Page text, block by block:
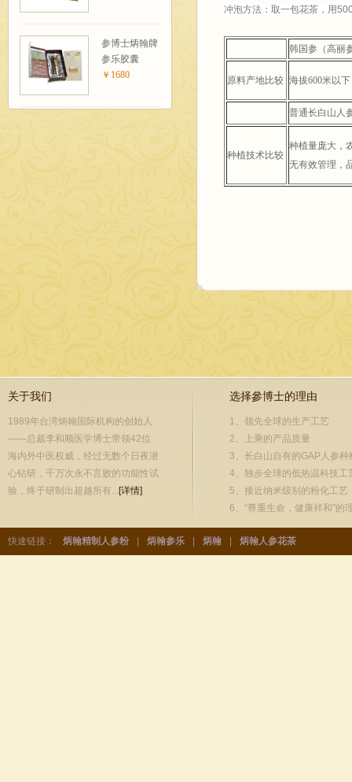
参博士炳翰牌
参乐胶囊
￥1680
冲泡方法：取一包花茶，用
韩国参（高丽
原料产地比较 海拔600米以下
普通长白山人
种植技术比较
种植量庞大，
无有效管理，
关于我们
1989年台湾炳翰国际机构的创始人
——总裁李和顺医学博士带领42位
海内外中医权威，经过无数个日夜潜
心钻研，千万次永不言败的功能性试
验，终于研制出超越所有... [详情]
选择參博士的理由
1、领先全球的生产工艺
2、上乘的产品质量
3、长白山自有的GAP人参种
4、独步全球的低热温科技工
5、接近纳米级别的粉化工艺
6、“尊重生命，健康祥和”的
快速链接： 炳翰精制人参粉 炳翰参乐 炳翰 炳翰人参花茶